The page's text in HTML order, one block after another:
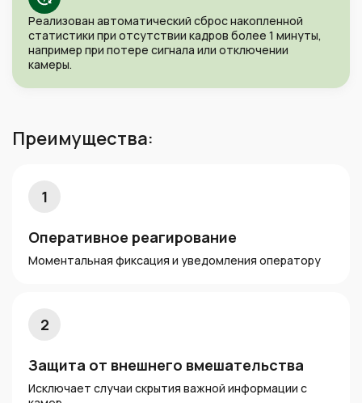
Реализован автоматический сброс накопленной
статистики при отсутствии кадров более 1 минуты,
например при потере сигнала или отключении
камеры.
Преимущества:
1
Оперативное реагирование
Моментальная фиксация и уведомления оператору
2
Защита от внешнего вмешательства
Исключает случаи скрытия важной информации с